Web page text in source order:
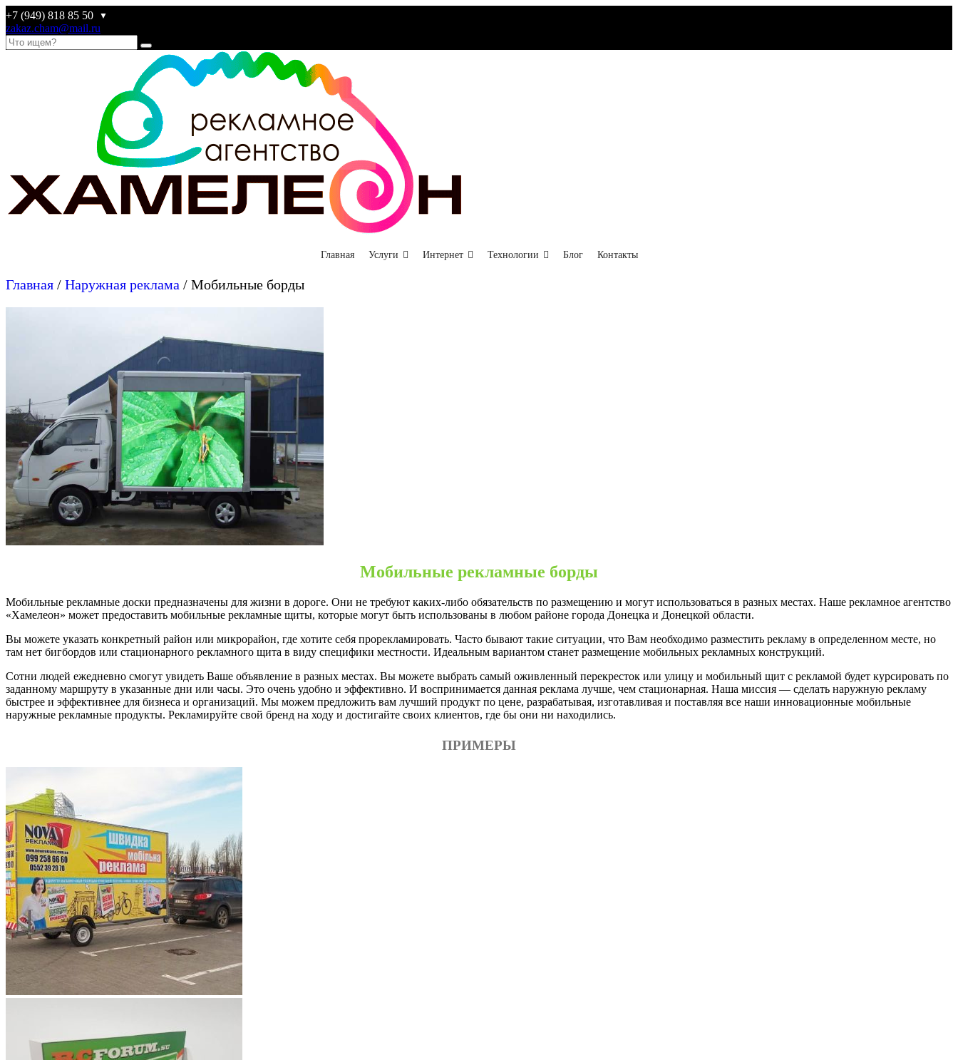
+7 (949) 818 85 50 ▼
zakaz.cham@mail.ru
Главная Услуги Интернет Технологии Блог Контакты
Главная / Наружная реклама / Мобильные борды
Мобильные рекламные борды
Мобильные рекламные доски предназначены для жизни в дороге. Они не требуют каких-либо обязательств по размещению и могут использоваться в разных местах. Наше рекламное агентство
«Хамелеон» может предоставить мобильные рекламные щиты, которые могут быть использованы в любом районе города Донецка и Донецкой области.
Вы можете указать конкретный район или микрорайон, где хотите себя прорекламировать. Часто бывают такие ситуации, что Вам необходимо разместить рекламу в определенном месте, но
там нет бигбордов или стационарного рекламного щита в виду специфики местности. Идеальным вариантом станет размещение мобильных рекламных конструкций.
Сотни людей ежедневно смогут увидеть Ваше объявление в разных местах. Вы можете выбрать самый оживленный перекресток или улицу и мобильный щит с рекламой будет курсировать по
заданному маршруту в указанные дни или часы. Это очень удобно и эффективно. И воспринимается данная реклама лучше, чем стационарная. Наша миссия — сделать наружную рекламу
быстрее и эффективнее для бизнеса и организаций. Мы можем предложить вам лучший продукт по цене, разрабатывая, изготавливая и поставляя все наши инновационные мобильные
наружные рекламные продукты. Рекламируйте свой бренд на ходу и достигайте своих клиентов, где бы они ни находились.
ПРИМЕРЫ